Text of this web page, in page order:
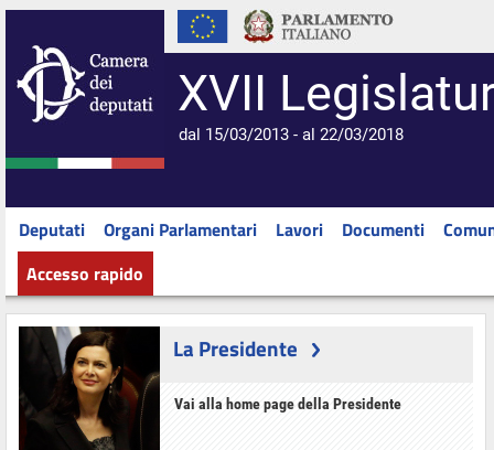
XVII
dal 15/03/2013 - al 22/03/2018
Deputati Organi Parlamentari Lavori Documenti
Accesso rapido
La Presidente
Vai alla home page della Presidente